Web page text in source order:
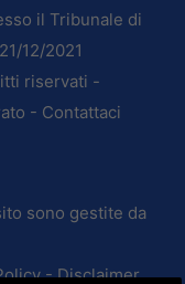
il Tribunale di
12/2021
riservati -
- Contattaci
sono gestite da
-Disclaimer